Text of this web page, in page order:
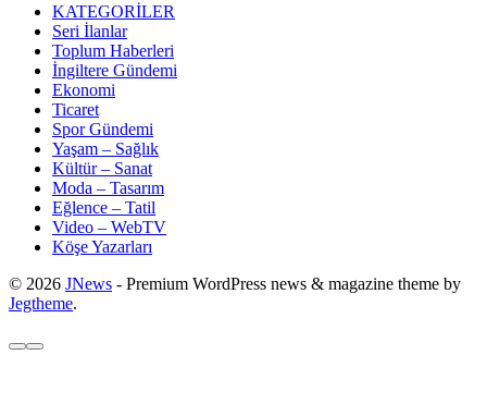
KATEGORİLER
Seri İlanlar
Toplum Haberleri
İngiltere Gündemi
Ekonomi
Ticaret
Spor Gündemi
Yaşam – Sağlık
Kültür – Sanat
Moda – Tasarım
Eğlence – Tatil
Video – WebTV
Köşe Yazarları
© 2026 JNews - Premium WordPress news & magazine theme by
Jegtheme.